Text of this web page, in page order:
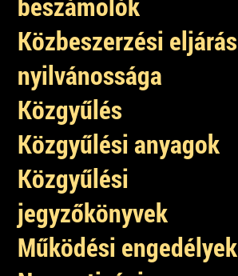
Közbeszerzési eljárás
nyilvánossága
Közgyűlés
Közgyűlési anyagok
Közgyűlési
jegyzőkönyvek
Működési engedélyek